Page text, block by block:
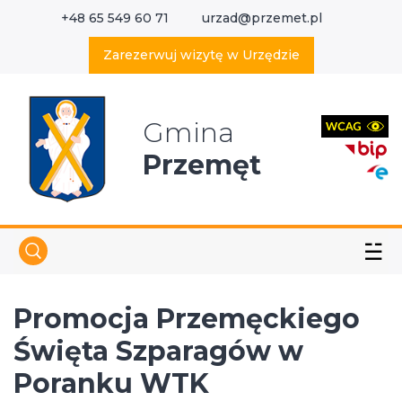
+48 65 549 60 71 urzad@przemet.pl
Zarezerwuj wizytę w Urzędzie
Gmina
Przemęt
☱
Promocja Przemęckiego
Święta Szparagów w
Poranku WTK
Wyszukaj w serwisie